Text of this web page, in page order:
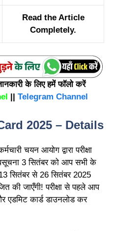
Read the Article
Completely.
के लिए हमें फॉलो करें
|| Telegram Channel
2025 – Details
चयन आयोग द्वारा परीक्षा
3 सितंबर को आप सभी के
13 सितंबर से 26 सितंबर 2025
की जाएँगी! परीक्षा से पहले आप
एडमिट कार्ड डाउनलोड कर